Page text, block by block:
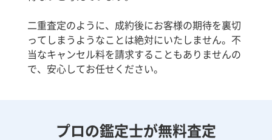
二重査定のように、成約後にお客様の期待を裏切
ってしまうようなことは絶対にいたしません。不
当なキャンセル料を請求することもありませんの
で、安心してお任せください。
プロの鑑定士が無料査定